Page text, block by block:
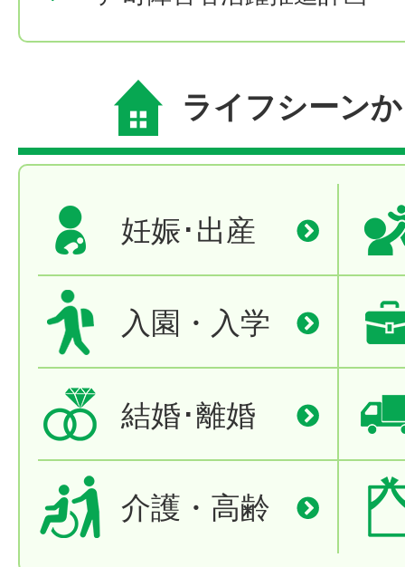
ライフシーン
妊娠･出産
入園・入学
結婚･離婚
介護・高齢